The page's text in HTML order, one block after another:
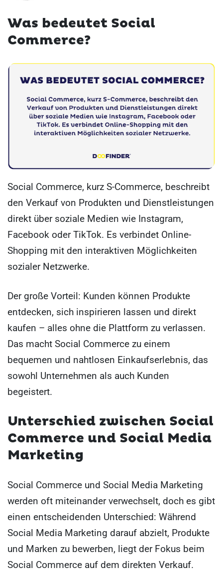
Was bedeutet Social
Commerce?
Social Commerce, kurz S-Commerce, beschreibt
den Verkauf von Produkten und Dienstleistungen
direkt über soziale Medien wie Instagram,
Facebook oder TikTok. Es verbindet Online-
Shopping mit den interaktiven Möglichkeiten
sozialer Netzwerke.
Der große Vorteil: Kunden können Produkte
entdecken, sich inspirieren lassen und direkt
kaufen – alles ohne die Plattform zu verlassen.
Das macht Social Commerce zu einem
bequemen und nahtlosen Einkaufserlebnis, das
sowohl Unternehmen als auch Kunden
begeistert.
Unterschied zwischen Social
Commerce und Social Media
Marketing
Social Commerce und Social Media Marketing
werden oft miteinander verwechselt, doch es gibt
einen entscheidenden Unterschied: Während
Social Media Marketing darauf abzielt, Produkte
und Marken zu bewerben, liegt der Fokus beim
Social Commerce auf dem direkten Verkauf.